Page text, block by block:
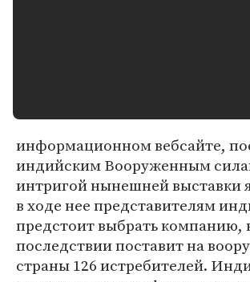
информационном вебсайте,
индийским Вооруженным
интригой нынешней выставки
в ходе нее представителям
предстоит выбрать компанию,
последствии поставит на
страны 126 истребителей.